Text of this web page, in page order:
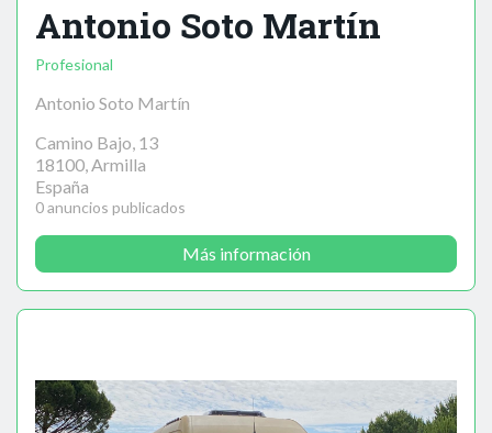
Antonio Soto Martín
Profesional
Antonio Soto Martín
Camino Bajo, 13
18100, Armilla
España
0 anuncios publicados
Más información